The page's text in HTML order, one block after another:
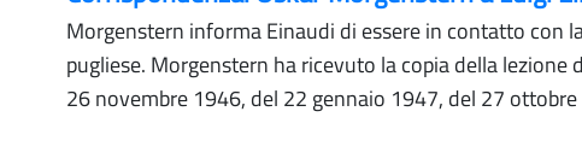
Morgenstern informa Einaudi di essere in contatto con
pugliese. Morgenstern ha ricevuto la copia della
26 novembre 1946, del 22 gennaio 1947, del 27